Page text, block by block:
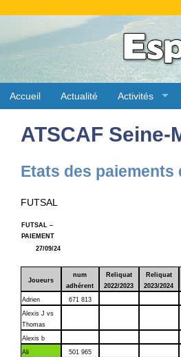
Accueil Actualité Activités
ATSCAF Seine-
Etats des
FUTSAL
FUTSAL –
PAIEMENT
27/09/24
Joueurs
num
adhérent
Reliquat
2022/2023
Reliquat
2023/2024
Adrien
671 813
Alexis J vs
Thomas
Alexis b
Ali
501 965